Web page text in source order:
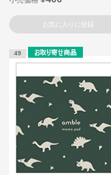
お気に入りに登録
49